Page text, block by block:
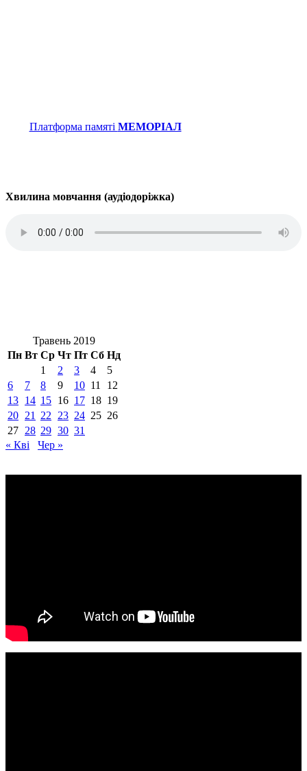
Платформа памяті МЕМОРІАЛ
Хвилина мовчання (аудіодоріжка)
Травень 2019
Пн Вт Ср Чт Пт Сб Нд
1
2 3 4
5
6
7 8 9 10 11
12
13 14 15 16 17 18 19
20 21 22 23 24 25 26
27 28 29 30 31
« Кві
Чер »